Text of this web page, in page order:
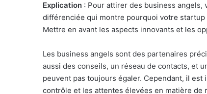
Explication : Pour attirer des business
différenciée qui montre pourquoi votre
Mettre en avant les aspects innovants et les
Les business angels sont des partenaires
aussi des conseils, un réseau de contacts, et
peuvent pas toujours égaler. Cependant, il
contrôle et les attentes élevées en matière de